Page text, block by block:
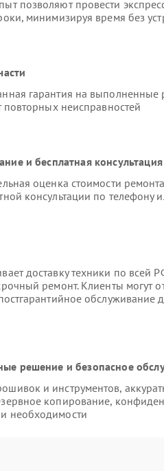
позволяют провести
минимизируя время без
гарантия на
повторных неисправностей
и бесплатная консультация
оценка стоимости
консультации по телефону
доставку техники по всей
ремонт. Клиенты могут
решение и безопасное
и инструментов,
копирование,
необходимости